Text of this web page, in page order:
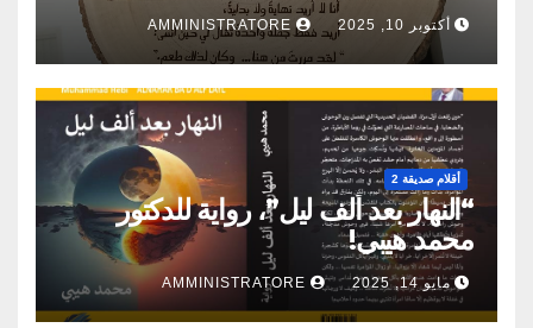
أكتوبر 10, 2025
أقلام صديقة 2
“النهار بعد ألف ليل”، رواية للدكتور
محمد هيبي!
مايو 14, 2025